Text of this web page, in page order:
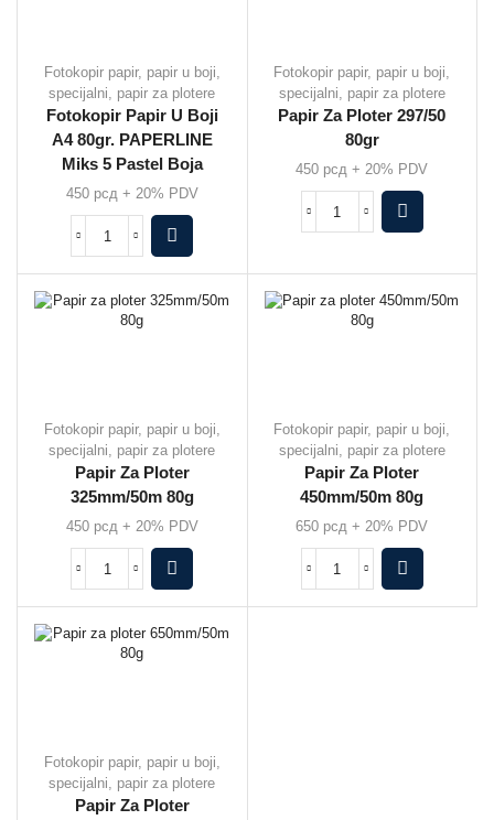
Fotokopir papir, papir u boji,
specijalni, papir za plotere
Fotokopir Papir U Boji
A4 80gr. PAPERLINE
Miks 5 Pastel Boja
450 рсд+ 20% PDV
Fotokopir papir, papir u boji,
specijalni, papir za plotere
Papir Za Ploter 297/50
80gr
450 рсд + 20% PDV
Fotokopir papir, papir u boji,
specijalni, papir za plotere
Papir Za Ploter
325mm/50m 80g
450 рсд+ 20% PDV
Fotokopir papir, papir u boji,
specijalni, papir za plotere
Papir Za Ploter
450mm/50m 80g
650 рсд + 20% PDV
Fotokopir papir, papir u boji,
specijalni, papir za plotere
Papir Za Ploter